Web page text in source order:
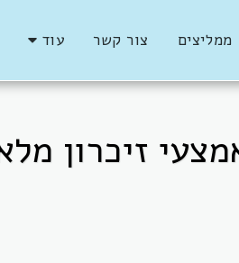
ממליצים צור קשר עוד
זיכרון